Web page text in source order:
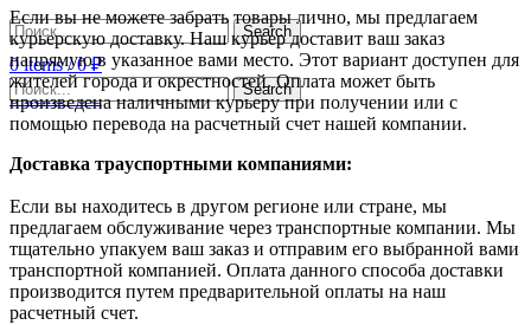
0items / 0₽
Search
0items / 0₽
Search
Если вы не можете забрать товары лично, мы предлагаем
курьерскую доставку. Наш курьер доставит ваш заказ
напрямую в указанное вами место. Этот вариант доступен для
жителей города и окрестностей. Оплата может быть
произведена наличными курьеру при получении или с
помощью перевода на расчетный счет нашей компании.
Доставка траyспортными компаниями:
Если вы находитесь в другом регионе или стране, мы
предлагаем обслуживание через транспортные компании. Мы
тщательно упакуем ваш заказ и отправим его выбранной вами
транспортной компанией. Оплата данного способа доставки
производится путем предварительной оплаты на наш
расчетный счет.